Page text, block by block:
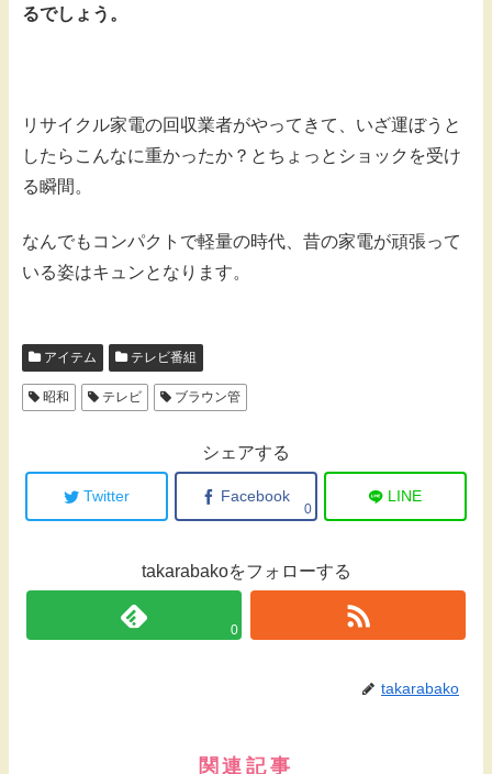
るでしょう。
リサイクル家電の回収業者がやってきて、いざ運ぼうと
したらこんなに重かったか？とちょっとショックを受け
る瞬間。
なんでもコンパクトで軽量の時代、昔の家電が頑張って
いる姿はキュンとなります。
アイテム テレビ番組
昭和 テレビ ブラウン管
シェアする
Twitter Facebook
0
LINE
takarabakoをフォローする
0
takarabako
関連記事